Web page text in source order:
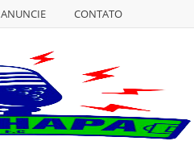
ANUNCIE
CONTATO
ANUNCIE